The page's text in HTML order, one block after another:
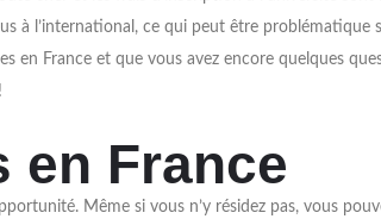
à l’international, ce qui peut être problématique
en France et que vous avez encore quelques
en France
Même si vous n’y résidez pas, vous